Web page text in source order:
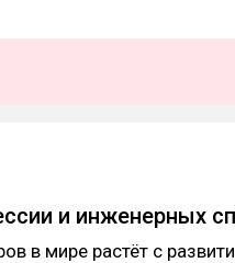
и инженерных
в мире растёт с